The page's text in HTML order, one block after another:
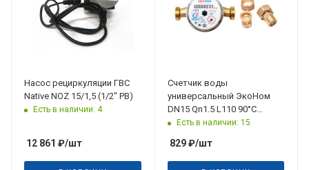
Насос рециркуляции ГВС
Native NOZ 15/1,5 (1/2" РВ)
Есть в наличии: 4
12 861 ₽/шт
Счетчик воды
универсальный ЭкоНом
DN15 Qn1.5 L110 90°C
присоединения обратный
Есть в наличии: 15
829₽/шт